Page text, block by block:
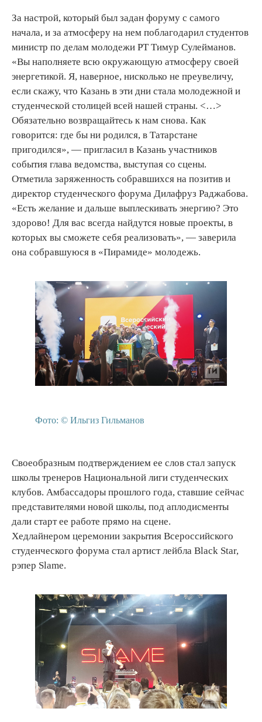
За настрой, который был задан форуму с самого
начала, и за атмосферу на нем поблагодарил студентов
министр по делам молодежи РТ Тимур Сулейманов.
«Вы наполняете всю окружающую атмосферу своей
энергетикой. Я, наверное, нисколько не преувеличу,
если скажу, что Казань в эти дни стала молодежной и
студенческой столицей всей нашей страны. <…>
Обязательно возвращайтесь к нам снова. Как
говорится: где бы ни родился, в Татарстане
пригодился», — пригласил в Казань участников
события глава ведомства, выступая со сцены.
Отметила заряженность собравшихся на позитив и
директор студенческого форума Дилафруз Раджабова.
«Есть желание и дальше выплескивать энергию? Это
здорово! Для вас всегда найдутся новые проекты, в
которых вы сможете себя реализовать», — заверила
она собравшуюся в «Пирамиде» молодежь.
Фото: © Ильгиз Гильманов
Своеобразным подтверждением ее слов стал запуск
школы тренеров Национальной лиги студенческих
клубов. Амбассадоры прошлого года, ставшие сейчас
представителями новой школы, под аплодисменты
дали старт ее работе прямо на сцене.
Хедлайнером церемонии закрытия Всероссийского
студенческого форума стал артист лейбла Black Star,
рэпер Slame.